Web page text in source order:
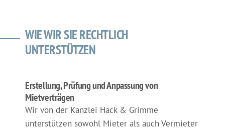
WIE WIR SIE RECHTLICH
UNTERSTÜTZEN
Erstellung, Prüfung und Anpassung von
Mietverträgen
Wir von der Kanzlei Hack & Grimme
unterstützen sowohl Mieter als auch Vermieter